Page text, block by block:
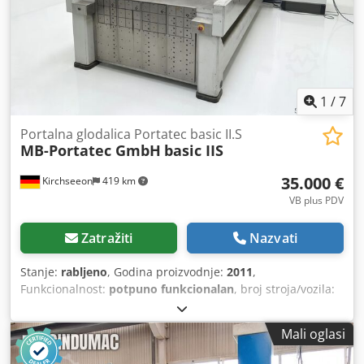
1 /7
Kirchseeon 419 km
Portalna glodalica Portatec basic II.S
MB-Portatec GmbH basic IIS
35.000 €
VB plus PDV
Zatražiti Nazvati
Stanje: rabljeno, Godina proizvodnje: 2011,
Funkcionalnost: potpuno funkcionalan, broj stroja/vozila:
, udaljenost pomaka osi X:
1.250 mm, pomak osi Z:200 mm, brzina pomaka osi X:
20.000 m/min, brzina posmaka osi Y: 20.000 m/min,
brzina posmaka Z-os:
20.000 m/min, promjer montaže:
Mali oglasi